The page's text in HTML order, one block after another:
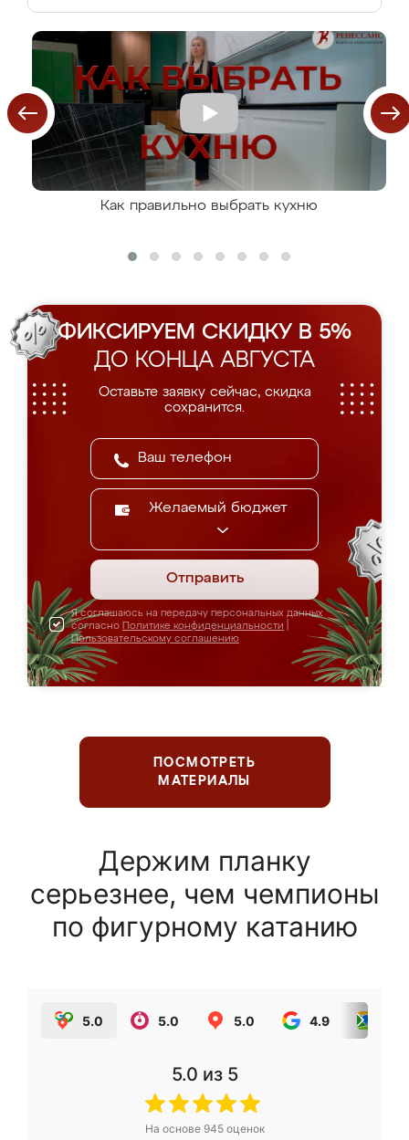
Как правильно выбрать кухню
ФИКСИРУЕМ СКИДКУ В 5%
ДО КОНЦА АВГУСТА
Оставьте заявку сейчас, скидка
сохранится.
Желаемый бюджет
Отправить
Я соглашаюсь на передачу персональных данных
согласно Политике конфиденциальности
Пользовательскому соглашению
ПОСМОТРЕТЬ
МАТЕРИАЛЫ
Держим планку
серьезнее, чем чемпионы
по фигурному катанию
5.0 5.0 5.0 4.9
5.0 из 5
На основе 945оценок